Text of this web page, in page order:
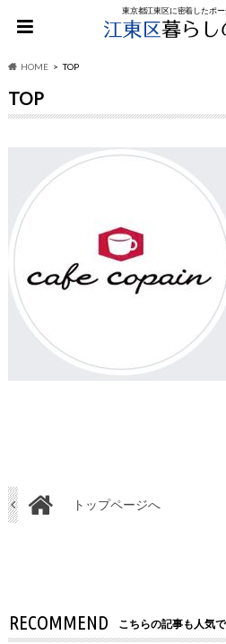
東京都江東区に密着したポ
HOME TOP
TOP
トップページへ
RECOMMEND こちらの記事も人気で